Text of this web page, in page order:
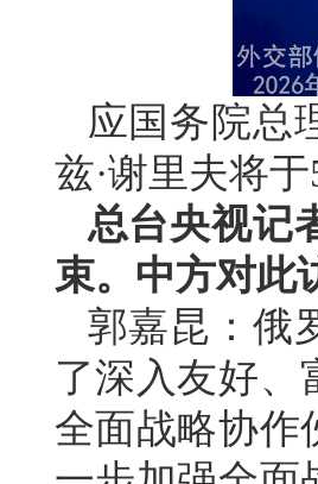
应国务院总
兹·谢里夫将
总台央视记
束。中方对此
郭嘉昆：俄
了深入友好、
全面战略协作